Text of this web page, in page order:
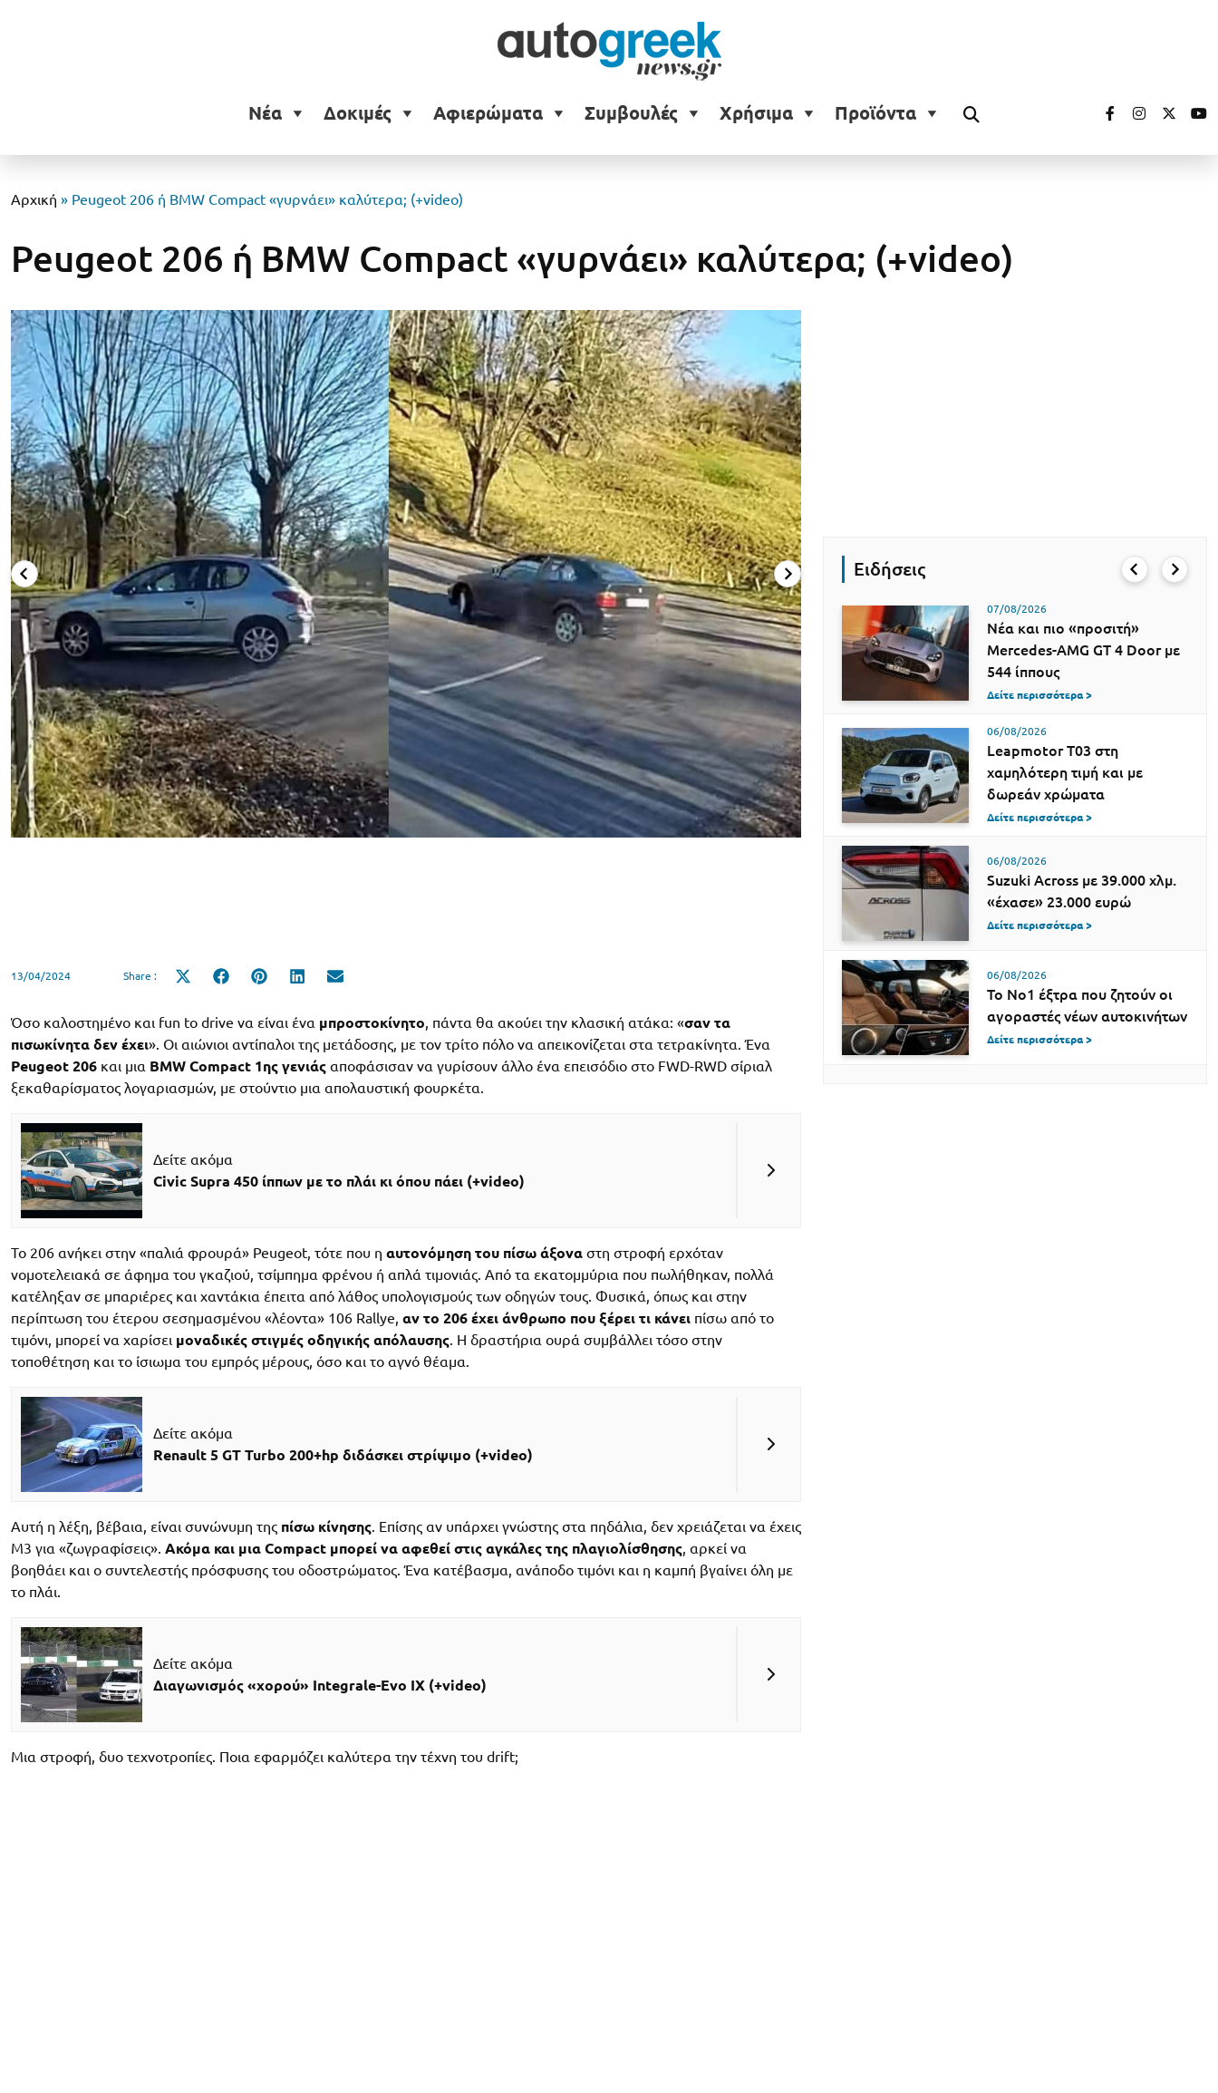
Νέα Δοκιμές Αφιερώματα Συμβουλές Χρήσιμα Προϊόντα
Αρχική » Peugeot 206 ή BMW Compact «γυρνάει» καλύτερα; (+video)
Peugeot 206 ή BMW Compact «γυρνάει» καλύτερα; (+video)
13/04/2024 Share :
Share
Share
Share
Share
Όσο καλοστημένο και fun to drive να είναι ένα μπροστοκίνητο, πάντα θα ακούει την κλασική ατάκα: «σαν τα
πισωκίνητα δεν έχει». Οι αιώνιοι αντίπαλοι της μετάδοσης, με τον τρίτο πόλο να απεικονίζεται στα τετρακίνητα. Ένα
Peugeot 206 και μια BMW Compact 1ης γενιάς αποφάσισαν να γυρίσουν άλλο ένα επεισόδιο στο FWD-RWD σίριαλ
ξεκαθαρίσματος λογαριασμών, με στούντιο μια απολαυστική φουρκέτα.
Δείτε ακόμα
Civic Supra 450 ίππων με το πλάι κι όπου πάει (+video)
To 206 ανήκει στην «παλιά φρουρά» Peugeot, τότε που η αυτονόμηση του πίσω άξονα στη στροφή ερχόταν
νομοτελειακά σε άφημα του γκαζιού, τσίμπημα φρένου ή απλά τιμονιάς. Από τα εκατομμύρια που πωλήθηκαν, πολλά
κατέληξαν σε μπαριέρες και χαντάκια έπειτα από λάθος υπολογισμούς των οδηγών τους. Φυσικά, όπως και στην
περίπτωση του έτερου σεσημασμένου «λέοντα» 106 Rallye, αν το 206 έχει άνθρωπο που ξέρει τι κάνει πίσω από το
τιμόνι, μπορεί να χαρίσει μοναδικές στιγμές οδηγικής απόλαυσης. Η δραστήρια ουρά συμβάλλει τόσο στην
τοποθέτηση και το ίσιωμα του εμπρός μέρους, όσο και το αγνό θέαμα.
Δείτε ακόμα
Renault 5 GT Turbo 200+hp διδάσκει στρίψιμο (+video)
Αυτή η λέξη, βέβαια, είναι συνώνυμη της πίσω κίνησης. Επίσης αν υπάρχει γνώστης στα πηδάλια, δεν χρειάζεται να έχεις
M3 για «ζωγραφίσεις». Ακόμα και μια Compact μπορεί να αφεθεί στις αγκάλες της πλαγιολίσθησης, αρκεί να
βοηθάει και ο συντελεστής πρόσφυσης του οδοστρώματος. Ένα κατέβασμα, ανάποδο τιμόνι και η καμπή βγαίνει όλη με
το πλάι.
Δείτε ακόμα
Διαγωνισμός «χορού» Integrale-Evo IX (+video)
Μια στροφή, δυο τεχνοτροπίες. Ποια εφαρμόζει καλύτερα την τέχνη του drift;
Ειδήσεις
07/08/2026
Νέα και πιο «προσιτή»
Mercedes-AMG GT 4 Door με
544 ίππους
Δείτε περισσότερα >
06/08/2026
Leapmotor T03 στη
χαμηλότερη τιμή και με
δωρεάν χρώματα
Δείτε περισσότερα >
06/08/2026
Suzuki Across με 39.000 χλμ.
«έχασε» 23.000 ευρώ
Δείτε περισσότερα >
06/08/2026
Το Νο1 έξτρα που ζητούν οι
αγοραστές νέων αυτοκινήτων
Δείτε περισσότερα >